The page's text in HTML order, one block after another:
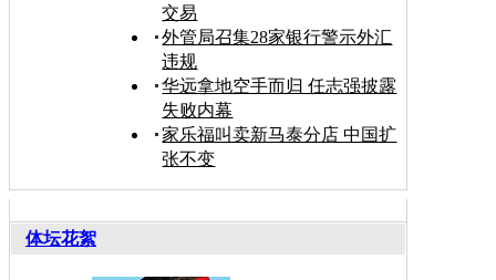
交易
外管局召集28家银行警示外汇
违规
华远拿地空手而归 任志强披露
失败内幕
家乐福叫卖新马泰分店 中国扩
张不变
体坛花絮